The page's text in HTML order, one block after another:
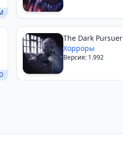
The Dark Pursuer
Хорроры
Версия: 1.992